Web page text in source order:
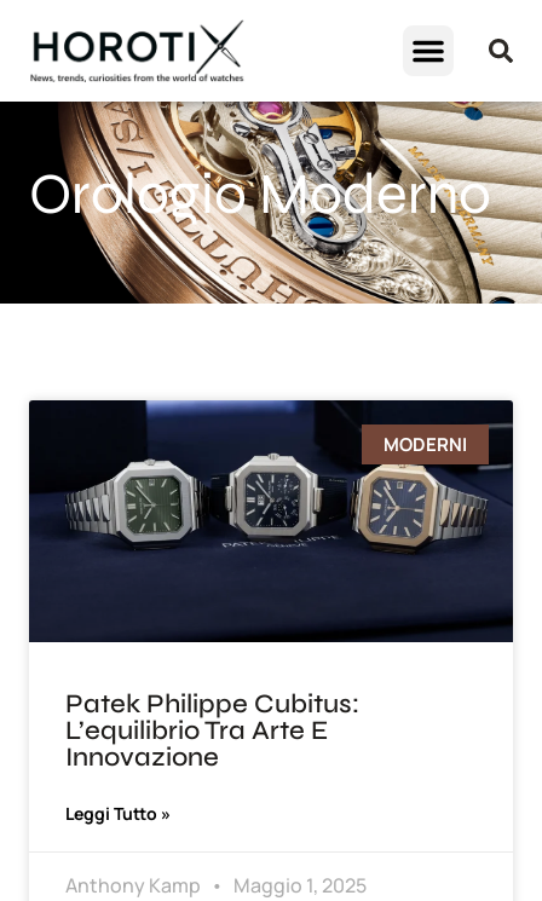
Orologio Moderno
MODERNI
Patek Philippe Cubitus:
L’equilibrio Tra Arte E
Innovazione
Leggi Tutto »
Anthony Kamp Maggio 1, 2025